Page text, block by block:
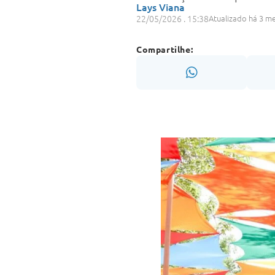
Lays Viana
22/05/2026 . 15:38Atualizado há 3
Compartilhe: